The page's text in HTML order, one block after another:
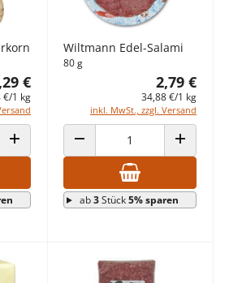
€
€/1 kg
ANZAHL ERHÖHEN
Wiltmann Edel-Salami
80 g
2,79 €
34,88 €/1 kg
inkl. MwSt., zzgl. Versand
ANZAHL VERRINGERN ANZAHL
ab3Stück5% sparen